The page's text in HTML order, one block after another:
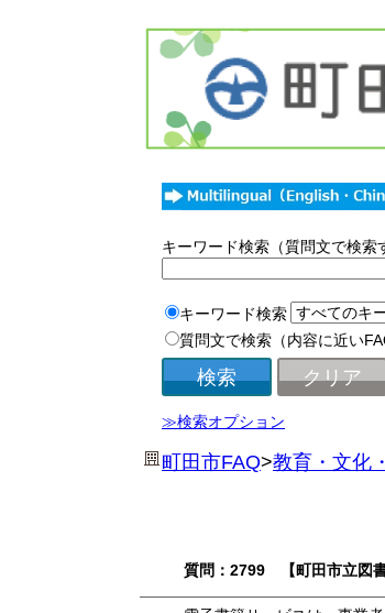
キーワード検索（質問文で検索
キーワード検索
質問文で検索（内容に近い
≫検索オプション
町田市FAQ>教育・文化
質問：2799 【町田市立図